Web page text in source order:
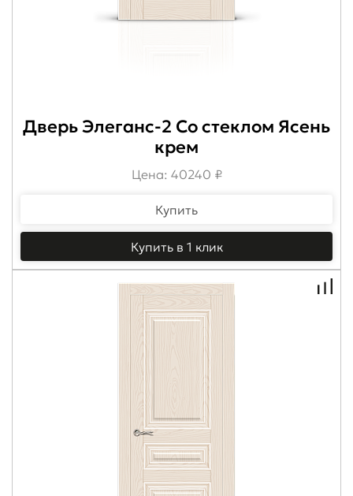
Дверь Элеганс-2 Со стеклом Ясень
крем
Цена: 40240 ₽
Купить
Купить в 1 клик